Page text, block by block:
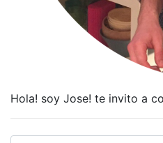
Hola! soy Jose! te invito a